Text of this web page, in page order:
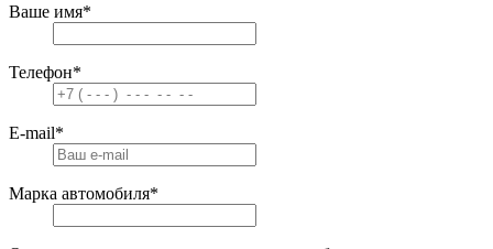
Ваше имя*
Телефон*
E-mail*
Марка автомобиля*